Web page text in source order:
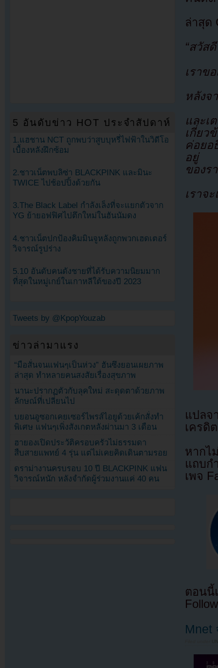
ล่าสุด
“สวัส
เราข
หลังจ
และเ
เกี่ยว
ค่อยอ
อยู่ น
ของร
เราจ
แปล
เครดิ
หากไ
แถบก
เพจ
ตอนนี้
Mnet
5 อันดับข่าว HOT ประจำสัปดาห์
1.แฮชาน NCT ถูกพบว่าสูบบุหรี่ไฟฟ้าในวิดีโอ
เบื้องหลังฝึกซ้อม
2.ชาวเน็ตพบลิซ่า BLACKPINK และมินะ
TWICE ไปช้อปปิ้งด้วยกัน
3.The Black Label กำลังเล็งที่จะแยกตัวจาก
YG ย้ายอฟฟิศไปตึกใหม่ในฮันนัมดง
4.ชาวเน็ตปกป้องคิมมินจูหลังถูกพวกเฮดเตอร์
วิจารณ์รูปร่าง
5.10 อันดับคนดังชายที่ได้รับความนิยมมาก
ที่สุดในหมู่เกย์ในเกาหลีใต้ของปี 2023
Tweets by @KpopYouzab
ข่าวล่ามาแรง
“มือสั่นจนแฟนๆเป็นห่วง” ฮันซึงยอนเผยภาพ
ล่าสุด ทำหลายคนสงสัยเรื่องสุขภาพ
นานะปรากฏตัวกับลุคใหม่ สะดุดตาด้วยภาพ
ลักษณ์ที่เปลี่ยนไป
บยอนอูซอกเคยเซอร์ไพรส์ไอยูด้วยเค้กสั่งทำ
พิเศษ แฟนๆเพิ่งสังเกตหลังผ่านมา 3 เดือน
ฮายองเปิดประวัติครอบครัวไม่ธรรมดา
สืบสายแพทย์ 4 รุ่น แต่ไม่เคยคิดเดินตามรอย
ดราม่างานครบรอบ 10 ปี BLACKPINK แฟน
วิจารณ์หนัก หลังจำกัดผู้ร่วมงานแค่ 40 คน